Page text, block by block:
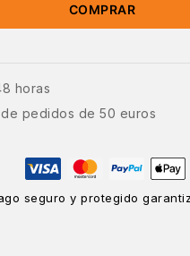
COMPRAR
horas
pedidos de 50 euros
seguro y protegido